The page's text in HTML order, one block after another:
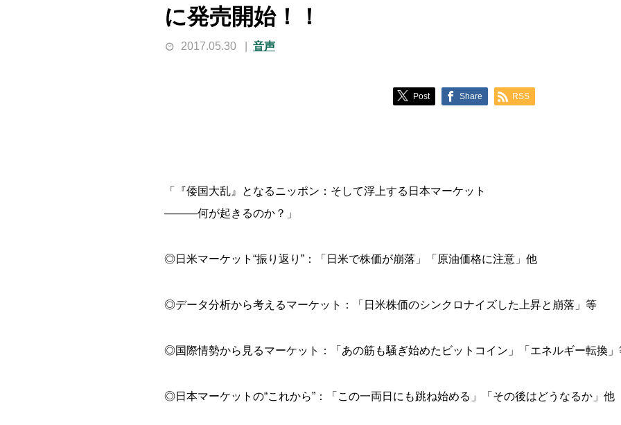
に発売開始！！
2017.05.30 音声
Post Share RSS
「『倭国大乱』となるニッポン：そして浮上する日本マーケット
―――何が起きるのか？」
◎日米マーケット“振り返り”：「日米で株価が崩落」「原油価格に注意」他
◎データ分析から考えるマーケット：「日米株価のシンクロナイズした上昇と崩落」等
◎国際情勢から見るマーケット：「あの筋も騒ぎ始めたビットコイン」「エネルギー転換」
◎日本マーケットの“これから”：「この一両日にも跳ね始める」「その後はどうなるか」他